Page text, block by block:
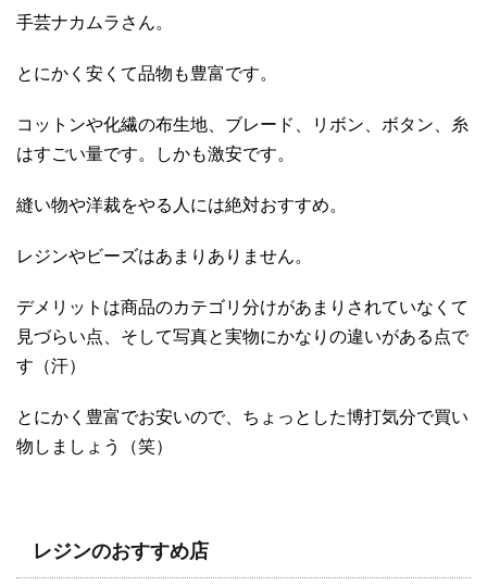
手芸ナカムラさん。
とにかく安くて品物も豊富です。
コットンや化繊の布生地、ブレード、リボン、ボタン、糸
はすごい量です。しかも激安です。
縫い物や洋裁をやる人には絶対おすすめ。
レジンやビーズはあまりありません。
デメリットは商品のカテゴリ分けがあまりされていなくて
見づらい点、そして写真と実物にかなりの違いがある点で
す（汗）
とにかく豊富でお安いので、ちょっとした博打気分で買い
物しましょう（笑）
レジンのおすすめ店